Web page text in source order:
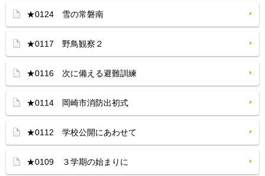
★0124 雪の常磐南
★0117 野鳥観察２
★0116 次に備える避難訓練
★0114 岡崎市消防出初式
★0112 学校公開にあわせて
★0109 ３学期の始まりに